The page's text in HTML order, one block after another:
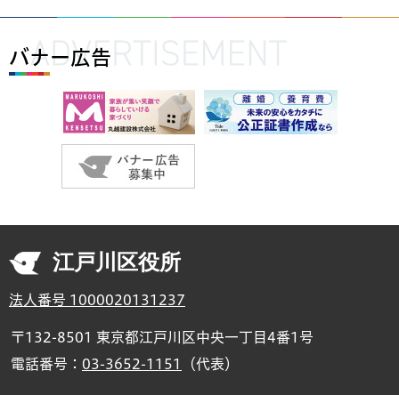
バナー広告
江戸川区役所
法人番号 1000020131237
〒132-8501 東京都江戸川区中央一丁目4番1号
電話番号： 03-3652-1151 （代表）